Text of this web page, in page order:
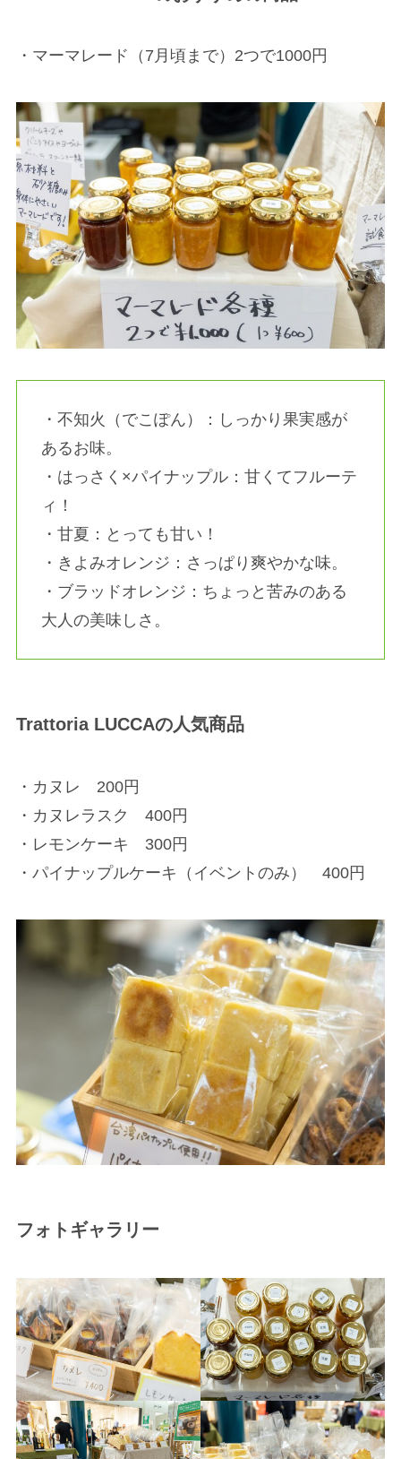
・マーマレード（7月頃まで）2つで1000円
・不知火（でこぽん）：しっかり果実感が
あるお味。
・はっさく×パイナップル：甘くてフルーテ
ィ！
・甘夏：とっても甘い！
・きよみオレンジ：さっぱり爽やかな味。
・ブラッドオレンジ：ちょっと苦みのある
大人の美味しさ。
Trattoria LUCCAの人気商品
・カヌレ 200円
・カヌレラスク 400円
・レモンケーキ 300円
・パイナップルケーキ（イベントのみ） 400円
フォトギャラリー